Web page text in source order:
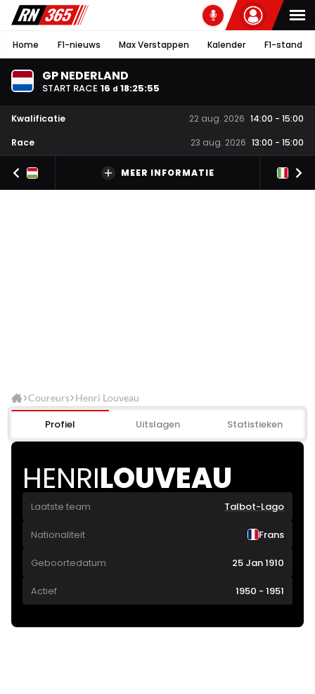
Home F1-nieuws Max Verstappen Kalender F1-stand
GP NEDERLAND
START RACE 16 d 18:25:55
Kwalificatie 22 aug. 2026 14:00 - 15:00
Race
23 aug. 2026 13:00 - 15:00
MEER INFORMATIE
Coureurs Henri Louveau
Profiel Uitslagen Statistieken
HENRILOUVEAU
Laatste team Talbot-Lago
Nationaliteit Frans
Geboortedatum 25 Jan 1910
Actief 1950 - 1951